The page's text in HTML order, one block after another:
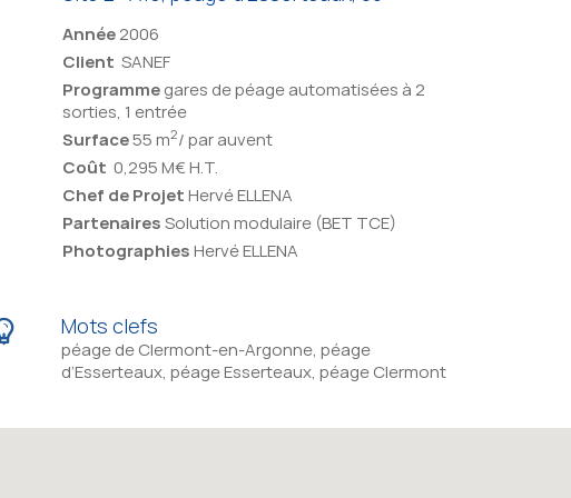
Année2006
Client SANEF
Programmegares de péage automatisées à 2
sorties, 1 entrée
Surface55 m2/ par auvent
Coût 0,295 M€ H.T.
Chef de ProjetHervé ELLENA
PartenairesSolution modulaire (BET TCE)
PhotographiesHervé ELLENA
Mots clefs
péage de Clermont-en-Argonne, péage
d’Esserteaux, péage Esserteaux, péage Clermont